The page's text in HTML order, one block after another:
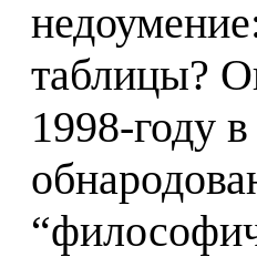
таблицы?
1998-году